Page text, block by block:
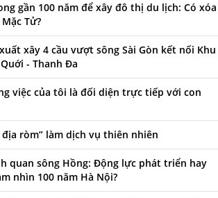
gần 100 năm để xây đô thị du lịch: Có xóa
Tử?
xây 4 cầu vượt sông Sài Gòn kết nối Khu
- Thanh Đa
việc của tôi là đối diện trực tiếp với con
địa ròm” làm dịch vụ thiên nhiên
quan sông Hồng: Động lực phát triển hay
nhìn 100 năm Hà Nội?